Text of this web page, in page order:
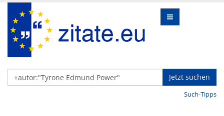
Jetzt suchen
Such-Tipps